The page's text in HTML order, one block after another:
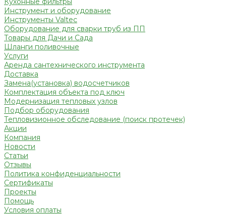
Инструмент и оборудование
Инструменты Valtec
Оборудование для сварки труб из ПП
Товары для Дачи и Сада
Шланги поливочные
Услуги
Аренда сантехнического инструмента
Доставка
Замена(установка) водосчетчиков
Комплектация объекта под ключ
Модернизация тепловых узлов
Подбор оборудования
Тепловизионное обследование (поиск протечек)
Акции
Компания
Новости
Статьи
Отзывы
Политика конфиденциальности
Сертификаты
Проекты
Помощь
Условия оплаты